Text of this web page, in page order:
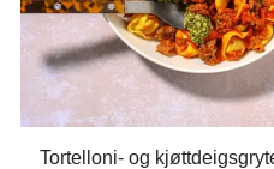
Tortelloni- og